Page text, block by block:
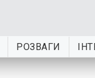
РОЗВАГИ